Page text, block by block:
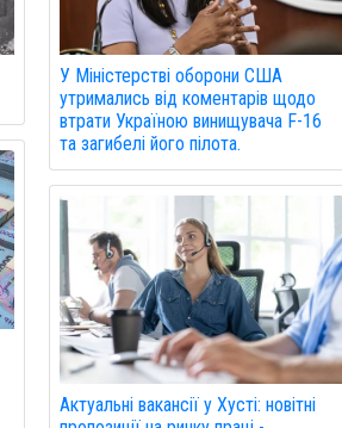
У Міністерстві оборони США
утримались від коментарів щодо
втрати Україною винищувача F-16
та загибелі його пілота.
Актуальні вакансії у Хусті: новітні